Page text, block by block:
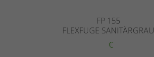
FP 155
FLEXFUGE SANITÄRGRAU
€